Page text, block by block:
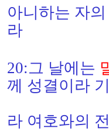
아니하는 자
라
20:그 날에는
께 성결이라
라 여호와의